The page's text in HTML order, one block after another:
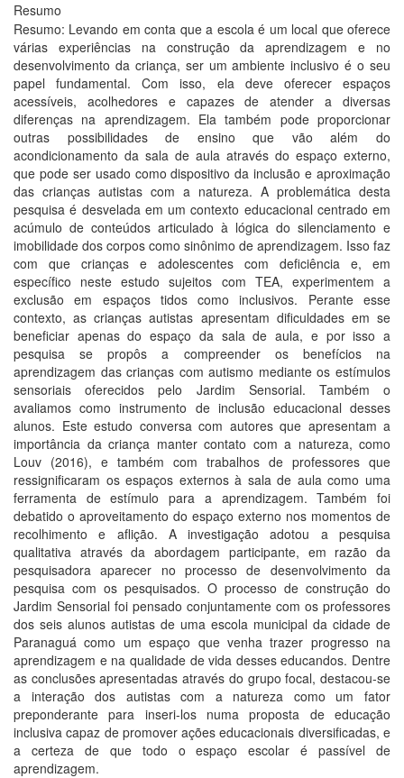
Resumo
Resumo: Levando em conta que a escola é um local que oferece
várias experiências na construção da aprendizagem e no
desenvolvimento da criança, ser um ambiente inclusivo é o seu
papel fundamental. Com isso, ela deve oferecer espaços
acessíveis, acolhedores e capazes de atender a diversas
diferenças na aprendizagem. Ela também pode proporcionar
outras possibilidades de ensino que vão além do
acondicionamento da sala de aula através do espaço externo,
que pode ser usado como dispositivo da inclusão e aproximação
das crianças autistas com a natureza. A problemática desta
pesquisa é desvelada em um contexto educacional centrado em
acúmulo de conteúdos articulado à lógica do silenciamento e
imobilidade dos corpos como sinônimo de aprendizagem. Isso faz
com que crianças e adolescentes com deficiência e, em
específico neste estudo sujeitos com TEA, experimentem a
exclusão em espaços tidos como inclusivos. Perante esse
contexto, as crianças autistas apresentam dificuldades em se
beneficiar apenas do espaço da sala de aula, e por isso a
pesquisa se propôs a compreender os benefícios na
aprendizagem das crianças com autismo mediante os estímulos
sensoriais oferecidos pelo Jardim Sensorial. Também o
avaliamos como instrumento de inclusão educacional desses
alunos. Este estudo conversa com autores que apresentam a
importância da criança manter contato com a natureza, como
Louv (2016), e também com trabalhos de professores que
ressignificaram os espaços externos à sala de aula como uma
ferramenta de estímulo para a aprendizagem. Também foi
debatido o aproveitamento do espaço externo nos momentos de
recolhimento e aflição. A investigação adotou a pesquisa
qualitativa através da abordagem participante, em razão da
pesquisadora aparecer no processo de desenvolvimento da
pesquisa com os pesquisados. O processo de construção do
Jardim Sensorial foi pensado conjuntamente com os professores
dos seis alunos autistas de uma escola municipal da cidade de
Paranaguá como um espaço que venha trazer progresso na
aprendizagem e na qualidade de vida desses educandos. Dentre
as conclusões apresentadas através do grupo focal, destacou-se
a interação dos autistas com a natureza como um fator
preponderante para inseri-los numa proposta de educação
inclusiva capaz de promover ações educacionais diversificadas, e
a certeza de que todo o espaço escolar é passível de
aprendizagem.